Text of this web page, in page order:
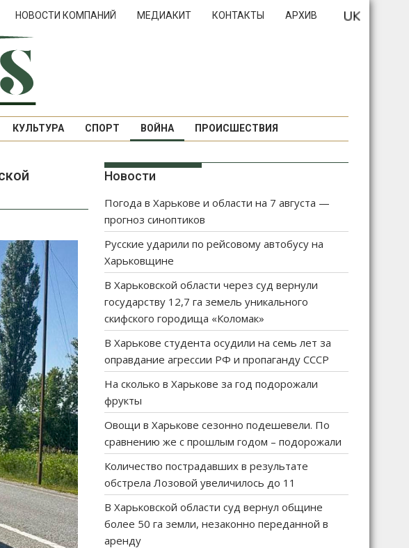
НОВОСТИ КОМПАНИЙ МЕДИАКИТ КОНТАКТЫ АРХИВ
КУЛЬТУРА СПОРТ ВОЙНА ПРОИСШЕСТВИЯ
Новости
Погода в Харькове и области на 7 августа —
прогноз синоптиков
Русские ударили по рейсовому автобусу на
Харьковщине
В Харьковской области через суд вернули
государству 12,7 га земель уникального
скифского городища «Коломак»
В Харькове студента осудили на семь лет за
оправдание агрессии РФ и пропаганду СССР
На сколько в Харькове за год подорожали
фрукты
Овощи в Харькове сезонно подешевели. По
сравнению же с прошлым годом – подорожали
Количество пострадавших в результате
обстрела Лозовой увеличилось до 11
В Харьковской области суд вернул общине
более 50 га земли, незаконно переданной в
аренду